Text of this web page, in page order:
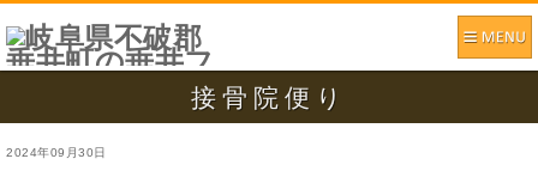
接骨院便り
2024年09月30日